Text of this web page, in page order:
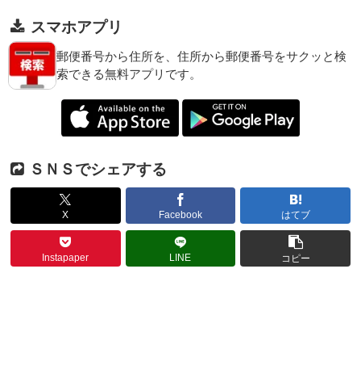
スマホアプリ
郵便番号から住所を、住所から郵便番号をサクッと検
索できる無料アプリです。
ＳＮＳでシェアする
X Facebook はてブ
Instapaper LINE コピー